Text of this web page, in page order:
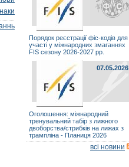
Порядок реєстрації фіс-кодів для
участі у міжнародних змаганнях
FIS сезону 2026-2027 рр.
07.05.2026
Оголошення: міжнародний
тренувальний табір з лижного
двоборства/стрибків на лижах з
трампліна - Планиця 2026
всі новини